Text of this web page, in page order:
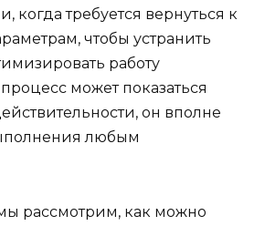
когда требуется вернуться к
чтобы устранить
работу
процесс может показаться
он вполне
любым
рассмотрим, как можно